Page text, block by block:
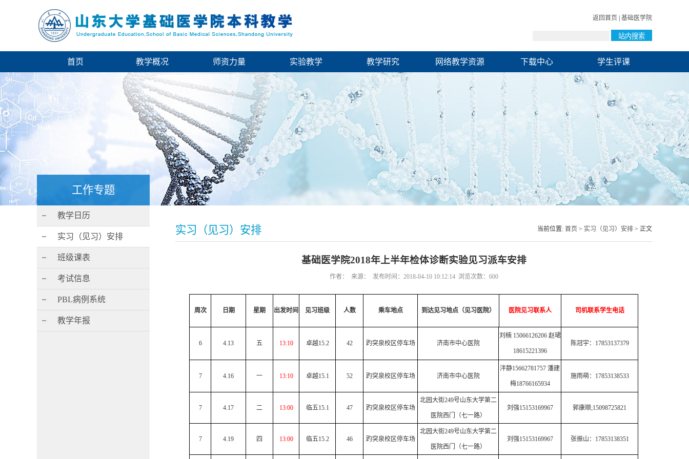
返回首页 基础医学院
首页 教学概况 师资力量 实验教学 教学研究 网络教学资源 下载中心 学生评课
工作专题
教学日历
实习（见习）安排
班级课表
考试信息
PBL病例系统
教学年报
实习（见习）安排 当前位置: 首页 > 实习（见习）安排 > 正文
基础医学院2018年上半年检体诊断实验见习派车安排
作者： 来源： 发布时间：2018-04-10 10:12:14 浏览次数： 600
周次 日期 星期 出发时间 见习班级 人数 乘车地点 到达见习地点（见习医院） 医院见习联系人 司机联系学生电话
6 4.13 五 13:10 卓越15.2 42 趵突泉校区停车场 济南市中心医院
刘楠 15066126206 赵珺
18615221396
陈冠宇：17853137379
7 4.16 一 13:10 卓越15.1 52 趵突泉校区停车场 济南市中心医院
泮静15662781757 潘建
梅18766165934
施雨萌：17853138533
7 4.17 二 13:00 临五15.1 47 趵突泉校区停车场
北园大街249号山东大学第二
医院西门（七一路）
刘强15153169967 郭康顺;15098725821
7 4.19 四 13:00 临五15.2 46 趵突泉校区停车场
北园大街249号山东大学第二
医院西门（七一路）
刘强15153169967 张振山：17853138351